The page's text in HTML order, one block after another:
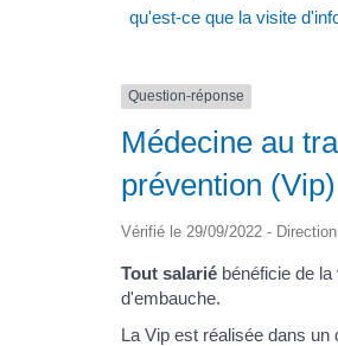
qu'est-ce que la visite
Question-réponse
Médecine au
prévention
Vérifié le 29/09/2022 -
Tout salarié bénéficie de
d'embauche.
La Vip est réalisée dans un